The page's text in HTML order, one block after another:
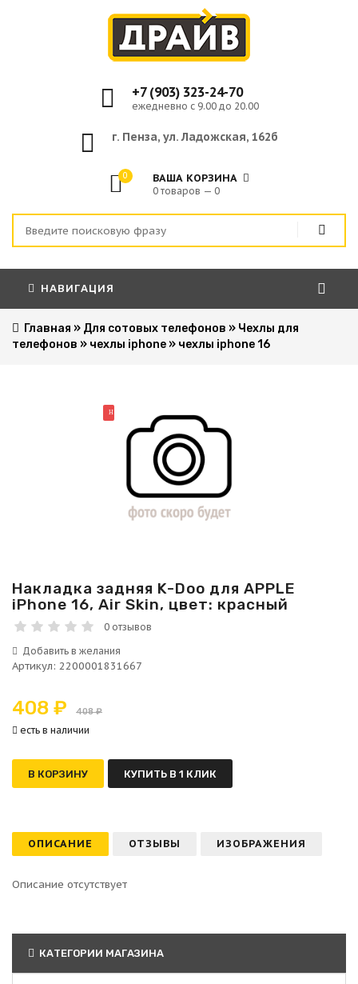
+7 (903) 323-24-70
ежедневно с 9.00 до 20.00
г. Пенза, ул. Ладожская, 162б
0 ВАША КОРЗИНА
0 товаров — 0
НАВИГАЦИЯ
Главная » Для сотовых телефонов » Чехлы для
телефонов » чехлы iphone » чехлы iphone 16
НОВИНКА
Накладка задняя K-Doo для APPLE
iPhone 16, Air Skin, цвет: красный
0 отзывов
Артикул: 2200001831667
408 ₽ 408 ₽
есть в наличии
В КОРЗИНУ КУПИТЬ В 1 КЛИК
ОПИСАНИЕ ОТЗЫВЫ ИЗОБРАЖЕНИЯ
Описание отсутствует
КАТЕГОРИИ МАГАЗИНА